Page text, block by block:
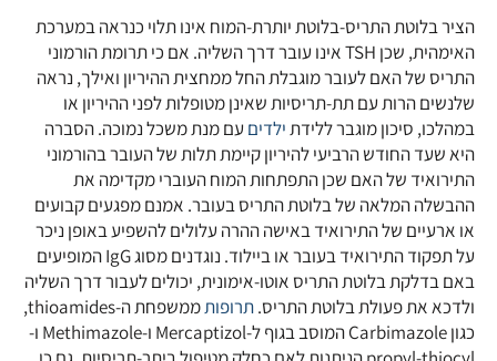
הציר בלוטת התריס-בלוטת יותרת-המוח אינו תלוי כנראה במערכת
האימהית, שכן TSH אינו עובר דרך השליה. אם כי תרומת הורמוני
התריס של האם לעובר מוגבלת החל ממחצית ההיריון ואילך, נראה
שלנשים הרות עם ‏תת-תריסיות שאינן מטופלות לפני ההיריון או
במהלכו, סיכון ‏מוגבר ללידתילדיםעם מנת משכל ‏נמוכה. הסברה
היא שעד החודש הרביעי להיריון קיימת תלות של העובר בהורמוני
התירואיד של האם שכן התפתחות המוח העוברי מקדימה את
ההבשלה המלאה של בלוטת התריס בעובר. אמנם מפגעים קבועים
או ארעיים של התירואיד באישה ההרה עלולים להשפיע באופן ניכר
על תפקוד התירואיד בעובר או ביילוד. נוגדנים מסוג IgG המופיעים
באם בדלקת בלוטת התריס אוטו-אימונית, יכולים לעבור דרך השליה
ולדכא את פעולת בלוטת התריס.תרופות
ממשפחת ה-thioamides,
כגון Carbimazole המוסב בגוף ל-Mercaptizol ו-Methimazole ו-